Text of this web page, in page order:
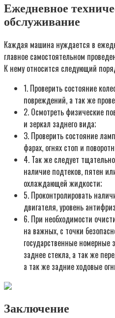
Ежедневное
обслуживание
Каждая машина нуждается в
главное самостоятельном
К нему относится следующий
1. Проверить состояние
повреждений, а так же
2. Осмотреть физические
и зеркал заднего вида;
3. Проверить состояние
фарах, огнях стоп и
4. Так же следует
наличие подтеков, пятен
охлаждающей жидкости;
5. Проконтролировать
двигателя, уровень
6. При необходимости
на важных, с точки
государственные номерные
заднее стекла, а так же
а так же задние ходовые
Заключение